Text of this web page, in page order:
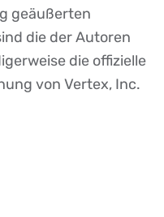
geäußerten
die der Autoren
die offizielle
von Vertex, Inc.